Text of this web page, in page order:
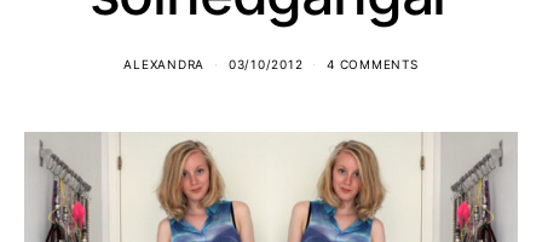
ALEXANDRA 03/10/2012 4 COMMENTS